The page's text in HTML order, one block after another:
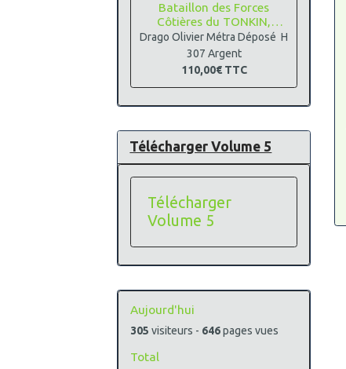
Bataillon des Forces
Côtières du TONKIN,
Argent
Drago Olivier Métra Déposé H
307 Argent
110,00€ TTC
Télécharger Volume 5
Télécharger
Volume 5
Aujourd'hui
305 visiteurs - 646pages vues
Total